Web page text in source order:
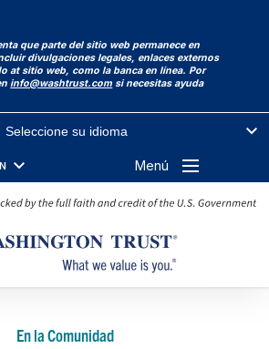
que parte del sitio web permanece en
divulgaciones legales, enlaces externos
at sitio web, como la banca en línea. Por
info@washtrust.com si necesitas ayuda
Seleccione su idioma
Menú
En la Comunidad